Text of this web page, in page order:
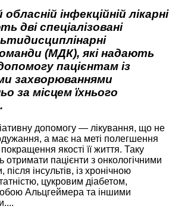
обласній інфекційній лікарні
дві спеціалізовані
(МДК), які надають
пацієнтам із
захворюваннями
за місцем їхнього
допомогу — лікування, що не
а має на меті полегшення
якості її життя. Таку
отримати пацієнти з онкологічними
інсультів, із хронічною
цукровим діабетом,
Альцгеймера та іншими